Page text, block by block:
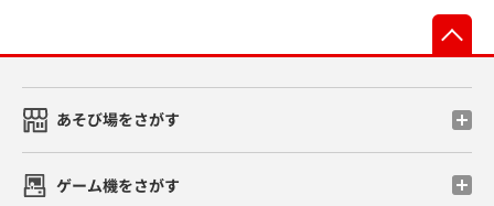
あそび場をさがす
ゲーム機をさがす